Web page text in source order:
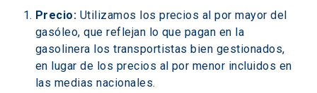
Precio: Utilizamos los precios al por mayor del
gasóleo, que reflejan lo que pagan en la
gasolinera los transportistas bien gestionados,
en lugar de los precios al por menor incluidos en
las medias nacionales.